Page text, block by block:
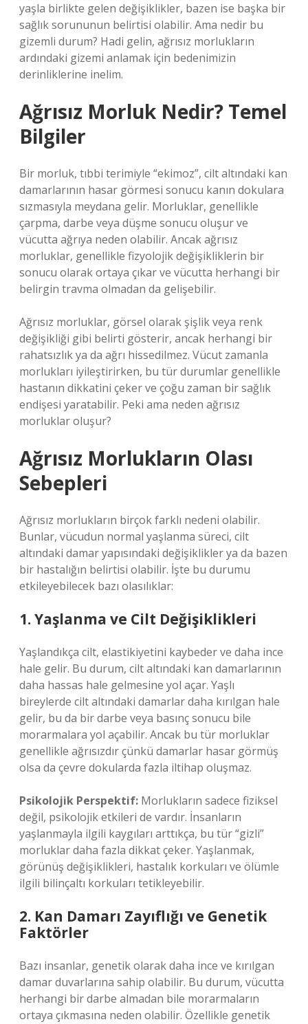
yaşla birlikte gelen değişiklikler, bazen ise başka bir
sağlık sorununun belirtisi olabilir. Ama nedir bu
gizemli durum? Hadi gelin, ağrısız morlukların
ardındaki gizemi anlamak için bedenimizin
derinliklerine inelim.
Ağrısız Morluk Nedir? Temel
Bilgiler
Bir morluk, tıbbi terimiyle “ekimoz”, cilt altındaki kan
damarlarının hasar görmesi sonucu kanın dokulara
sızmasıyla meydana gelir. Morluklar, genellikle
çarpma, darbe veya düşme sonucu oluşur ve
vücutta ağrıya neden olabilir. Ancak ağrısız
morluklar, genellikle fizyolojik değişikliklerin bir
sonucu olarak ortaya çıkar ve vücutta herhangi bir
belirgin travma olmadan da gelişebilir.
Ağrısız morluklar, görsel olarak şişlik veya renk
değişikliği gibi belirti gösterir, ancak herhangi bir
rahatsızlık ya da ağrı hissedilmez. Vücut zamanla
morlukları iyileştirirken, bu tür durumlar genellikle
hastanın dikkatini çeker ve çoğu zaman bir sağlık
endişesi yaratabilir. Peki ama neden ağrısız
morluklar oluşur?
Ağrısız Morlukların Olası
Sebepleri
Ağrısız morlukların birçok farklı nedeni olabilir.
Bunlar, vücudun normal yaşlanma süreci, cilt
altındaki damar yapısındaki değişiklikler ya da bazen
bir hastalığın belirtisi olabilir. İşte bu durumu
etkileyebilecek bazı olasılıklar:
1. Yaşlanma ve Cilt Değişiklikleri
Yaşlandıkça cilt, elastikiyetini kaybeder ve daha ince
hale gelir. Bu durum, cilt altındaki kan damarlarının
daha hassas hale gelmesine yol açar. Yaşlı
bireylerde cilt altındaki damarlar daha kırılgan hale
gelir, bu da bir darbe veya basınç sonucu bile
morarmalara yol açabilir. Ancak bu tür morluklar
genellikle ağrısızdır çünkü damarlar hasar görmüş
olsa da çevre dokularda fazla iltihap oluşmaz.
Psikolojik Perspektif: Morlukların sadece fiziksel
değil, psikolojik etkileri de vardır. İnsanların
yaşlanmayla ilgili kaygıları arttıkça, bu tür “gizli”
morluklar daha fazla dikkat çeker. Yaşlanmak,
görünüş değişiklikleri, hastalık korkuları ve ölümle
ilgili bilinçaltı korkuları tetikleyebilir.
2. Kan Damarı Zayıflığı ve Genetik
Faktörler
Bazı insanlar, genetik olarak daha ince ve kırılgan
damar duvarlarına sahip olabilir. Bu durum, vücutta
herhangi bir darbe almadan bile morarmaların
ortaya çıkmasına neden olabilir. Özellikle genetik